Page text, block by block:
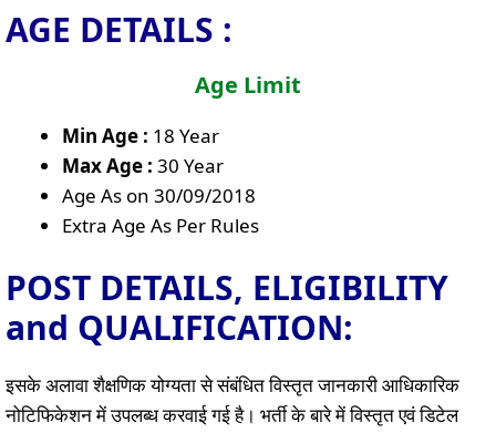
AGE DETAILS :
Age Limit
Min Age : 18 Year
Max Age : 30 Year
Age As on 30/09/2018
Extra Age As Per Rules
POST DETAILS, ELIGIBILITY
and QUALIFICATION:
इसके अलावा शैक्षणिक योग्यता से संबंधित विस्तृत जानकारी आधिकारिक
नोटिफिकेशन में उपलब्ध करवाई गई है। भर्ती के बारे में विस्तृत एवं डिटेल